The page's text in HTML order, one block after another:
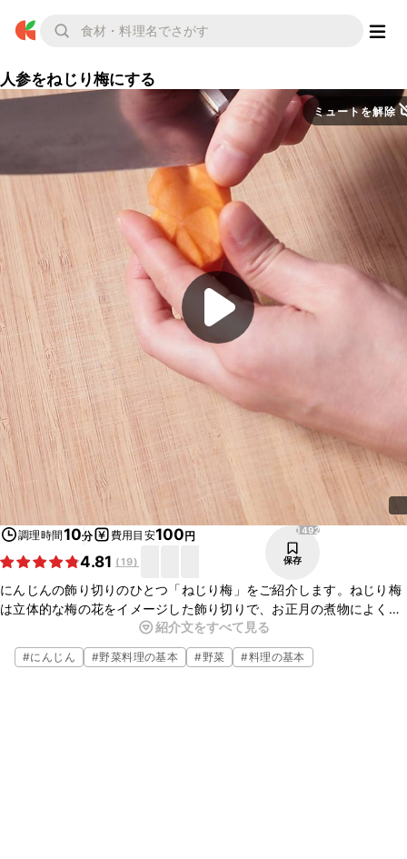
人参をねじり梅にする
ミュートを解除
調理時間10分 費用目安100円
4.81 (19)
1492
保存
にんじんの飾り切りのひとつ「ねじり梅」をご紹介します。ねじり梅
は立体的な梅の花をイメージした飾り切りで、お正月の煮物によく用
いられます。見た目が可愛く、華やかに仕上がりますよ。包丁の刃を
上手く使って、ぜひ挑戦してみてくださいね。
紹介文をすべて見る
#にんじん #野菜料理の基本 #野菜 #料理の基本